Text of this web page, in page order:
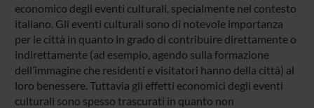
economico degli eventi culturali, specialmente nel contesto
italiano. Gli eventi culturali sono di notevole importanza
per le città in quanto in grado di contribuire direttamente o
indirettamente (ad esempio, agendo sulla formazione
dell’immagine che residenti e visitatori hanno della città) al
loro benessere. Tuttavia gli effetti economici degli eventi
culturali sono spesso trascurati in quanto non